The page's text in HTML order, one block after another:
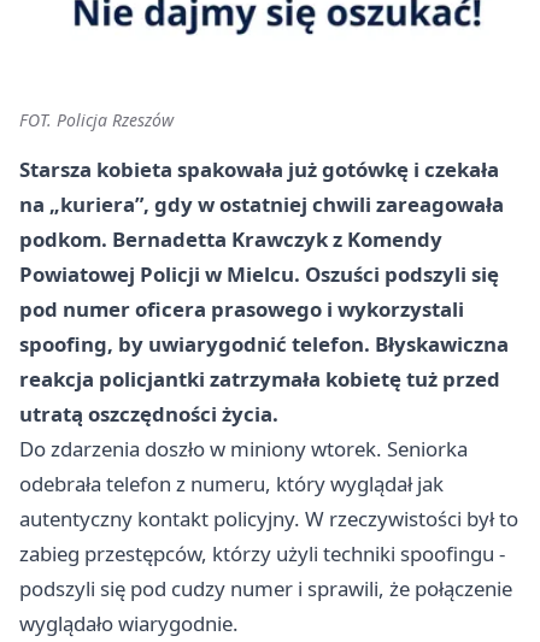
FOT. Policja Rzeszów
Starsza kobieta spakowała już gotówkę i czekała
na „kuriera”, gdy w ostatniej chwili zareagowała
podkom. Bernadetta Krawczyk z Komendy
Powiatowej Policji w Mielcu. Oszuści podszyli się
pod numer oficera prasowego i wykorzystali
spoofing, by uwiarygodnić telefon. Błyskawiczna
reakcja policjantki zatrzymała kobietę tuż przed
utratą oszczędności życia.
Do zdarzenia doszło w miniony wtorek. Seniorka
odebrała telefon z numeru, który wyglądał jak
autentyczny kontakt policyjny. W rzeczywistości był to
zabieg przestępców, którzy użyli techniki spoofingu -
podszyli się pod cudzy numer i sprawili, że połączenie
wyglądało wiarygodnie.